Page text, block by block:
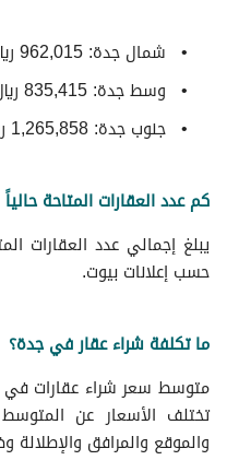
شمال جدة: 962,015 ريال سعودي
وسط جدة: 835,415 ريال سعودي
جنوب جدة: 1,265,858 ريال سعودي
كم عدد العقارات المتاحة
حسب إعلانات بيوت.
ما تكلفة شراء عقار في جدة؟
تختلف الأسعار عن
والموقع والمرافق